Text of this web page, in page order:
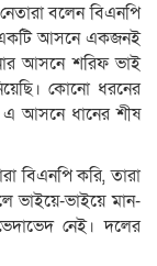
বলেন বিএনপি
একটি আসনে একজনই
আসনে শরিফ ভাই
কোনো ধরনের
এ আসনে ধানের শীষ
বিএনপি করি, তারা
ভাইয়ে-ভাইয়ে মান-
নেই। দলের